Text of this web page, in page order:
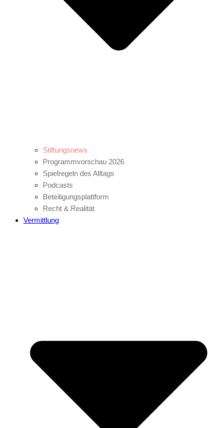
Stiftungsnews
Programmvorschau 2026
Spielregeln des Alltags
Podcasts
Beteiligungsplattform
Recht & Realität
Vermittlung